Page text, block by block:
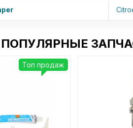
Топ продаж